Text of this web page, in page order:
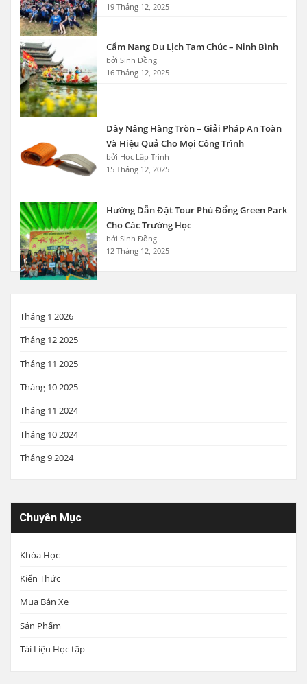
19 Tháng 12, 2025
Cẩm Nang Du Lịch Tam Chúc – Ninh Bình
bởi Sinh Đồng
16 Tháng 12, 2025
Dây Nâng Hàng Tròn – Giải Pháp An Toàn
Và Hiệu Quả Cho Mọi Công Trình
bởi Học Lập Trình
15 Tháng 12, 2025
Hướng Dẫn Đặt Tour Phù Đổng Green Park
Cho Các Trường Học
bởi Sinh Đồng
12 Tháng 12, 2025
Tháng 1 2026
Tháng 12 2025
Tháng 11 2025
Tháng 10 2025
Tháng 11 2024
Tháng 10 2024
Tháng 9 2024
Chuyên Mục
Khóa Học
Kiến Thức
Mua Bán Xe
Sản Phẩm
Tài Liệu Học tập